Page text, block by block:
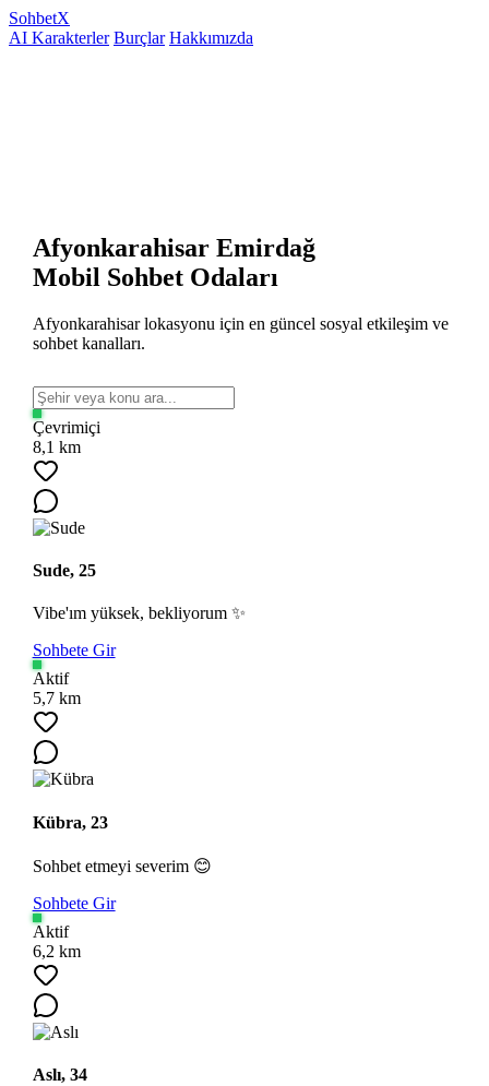
SohbetX
AI Karakterler Burçlar Hakkımızda
Afyonkarahisar Emirdağ
Mobil Sohbet Odaları
Afyonkarahisar lokasyonu için en güncel sosyal etkileşim ve
sohbet kanalları.
Çevrimiçi
8,1 km
Sude, 25
Vibe'ım yüksek, bekliyorum ✨
Sohbete Gir
Aktif
5,7 km
Kübra, 23
Sohbet etmeyi severim 😊
Sohbete Gir
Aktif
6,2 km
Aslı, 34